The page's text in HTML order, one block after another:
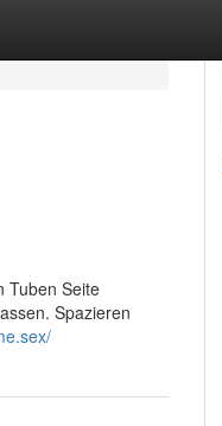
Tuben Seite
Spazieren